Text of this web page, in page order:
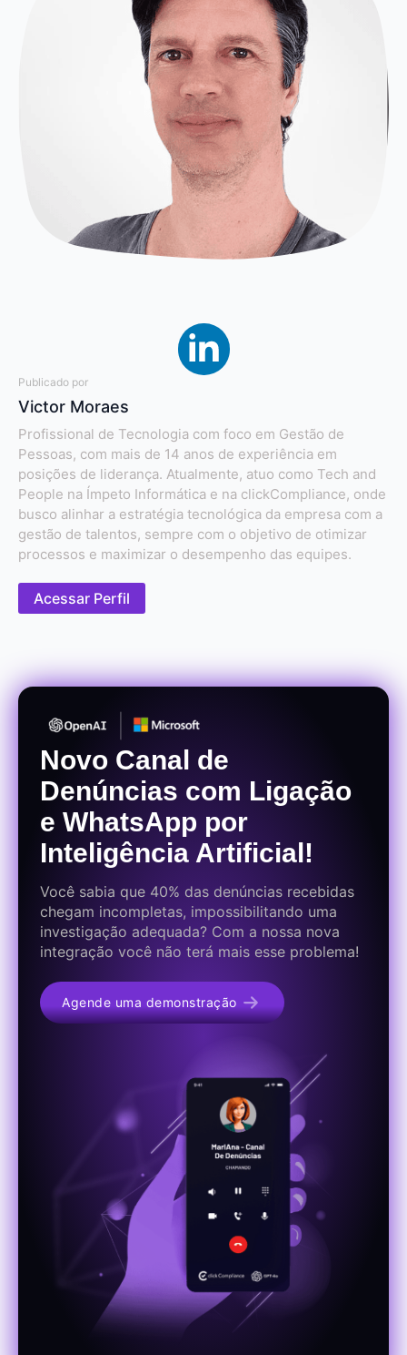
Publicado por
Victor Moraes
Profissional de Tecnologia com foco em Gestão de
Pessoas, com mais de 14 anos de experiência em
posições de liderança. Atualmente, atuo como Tech and
People na Ímpeto Informática e na clickCompliance, onde
busco alinhar a estratégia tecnológica da empresa com a
gestão de talentos, sempre com o objetivo de otimizar
processos e maximizar o desempenho das equipes.
Acessar Perfil
Novo Canal de
Denúncias com Ligação
e WhatsApp por
Inteligência Artificial!
Você sabia que 40% das denúncias recebidas
chegam incompletas, impossibilitando uma
investigação adequada? Com a nossa nova
integração você não terá mais esse problema!
Agende uma demonstração